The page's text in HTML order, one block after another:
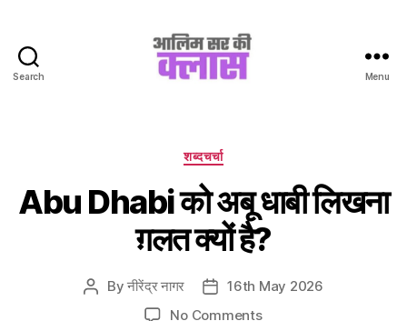
Search
Class
Menu
Categories
शब्दचर्चा
Abu Dhabi को अबू धाबी लिखना
ग़लत क्यों है?
PostByनीरेंद्र नागर
Post16th May 2026
No Commentson